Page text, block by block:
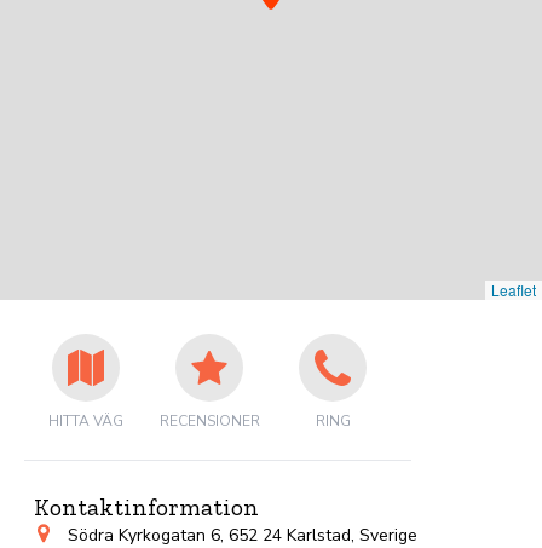
Leaflet
HITTA VÄG RECENSIONER RING
Kontaktinformation
Södra Kyrkogatan 6, 652 24 Karlstad, Sverige